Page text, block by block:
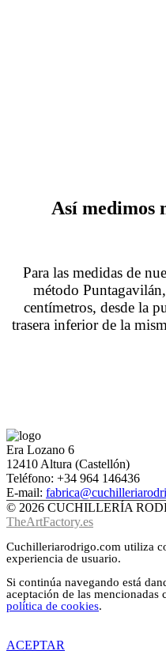
Así medimos
Para las medidas de
método
centímetros, desde la
trasera inferior de la
Era Lozano 6
12410 Altura (Castellón)
Teléfono: +34 964 146436
E-mail:
© 2026 CUCHILLERÍA
TheArtFactory.es
Cuchilleriarodrigo.com utiliza
experiencia de usuario.
Si continúa navegando está
aceptación de las mencionadas
política de cookies.
ACEPTAR